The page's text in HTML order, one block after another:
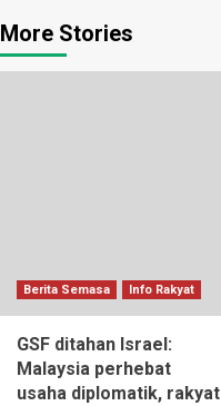
More Stories
Berita Semasa Info Rakyat
GSF ditahan Israel:
Malaysia perhebat
usaha diplomatik, rakyat